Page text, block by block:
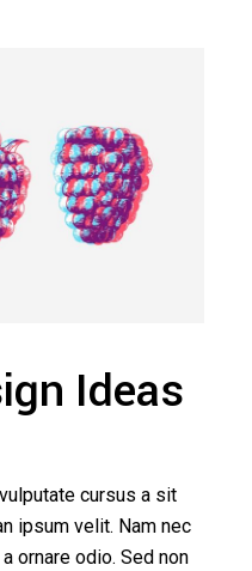
Ideas
cursus a sit
ipsum velit. Nam nec
ornare odio. Sed non